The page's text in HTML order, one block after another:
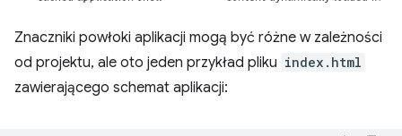
Znaczniki powłoki aplikacji mogą być różne w zależności
od projektu, ale oto jeden przykład pliku index.html
zawierającego schemat aplikacji: